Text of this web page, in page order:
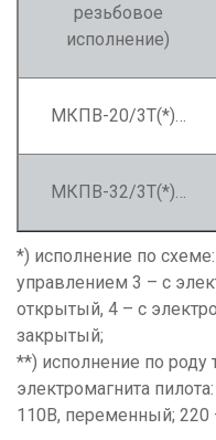
резьбовое
исполнение)
МКПВ-20/3Т(*)…
МКПВ-32/3Т(*)…
*) исполнение по
управлением 3 – с
открытый, 4 – с
закрытый;
**) исполнение по
электромагнита
110В, переменный;